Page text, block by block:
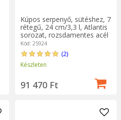
Kúpos serpenyő, sütéshez, 7
rétegű, 24 cm/3,3 l, Atlantis
sorozat, rozsdamentes acél
- Demeyere
Kód: 25924
(2)
Készleten
91 470 Ft